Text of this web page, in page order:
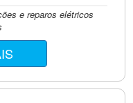
e reparos elétricos